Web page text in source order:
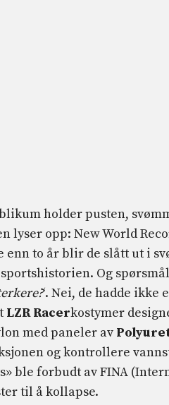
holder pusten,
opp: New World
enn to år blir de slått ut i
Og
‘. Nei, de hadde ikke
LZR Racerkostymer
med paneler av
og kontrollere
ble forbudt av FINA
til å kollapse.